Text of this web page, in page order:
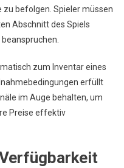
befolgen. Spieler müssen
Abschnitt des Spiels
zum Inventar eines
erfüllt
im Auge behalten, um
Preise effektiv